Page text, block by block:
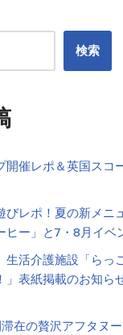
検索
開催レポ＆英国スコ
びレポ！夏の新メニ
ヒー」と7・8月イベ
生活介護施設「らっ
」表紙掲載のお知ら
在の贅沢アフタヌ